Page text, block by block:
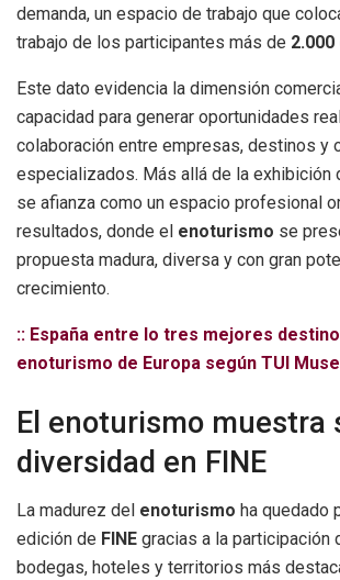
demanda, un espacio de trabajo que
trabajo de los participantes más de
Este dato evidencia la dimensión
capacidad para generar oportunidades
colaboración entre empresas, destinos y
especializados. Más allá de la exhibición
se afianza como un espacio profesional
resultados, donde el enoturismo se
propuesta madura, diversa y con gran
crecimiento.
:: España entre lo tres mejores
enoturismo de Europa según TUI
El enoturismo muestra
diversidad en FINE
La madurez del enoturismo ha quedado
edición de FINE gracias a la participación
bodegas, hoteles y territorios más